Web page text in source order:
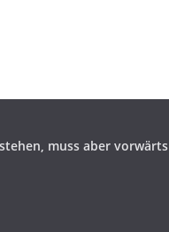
muss aber vorwärts